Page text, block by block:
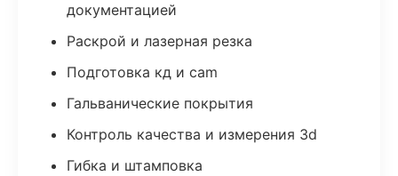
документацией
Раскрой и лазерная резка
Подготовка кд и cam
Гальванические покрытия
Контроль качества и измерения 3d
Гибка и штамповка